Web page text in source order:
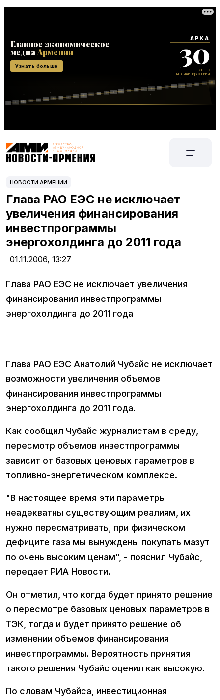
НОВОСТИ АРМЕНИИ
Глава РАО ЕЭС не исключает
увеличения финансирования
инвестпрограммы
энергохолдинга до 2011 года
01.11.2006, 13:27
Глава РАО ЕЭС не исключает увеличения
финансирования инвестпрограммы
энергохолдинга до 2011 года
Глава РАО ЕЭС Анатолий Чубайс не исключает
возможности увеличения объемов
финансирования инвестпрограммы
энергохолдинга до 2011 года.
Как сообщил Чубайс журналистам в среду,
пересмотр объемов инвестпрограммы
зависит от базовых ценовых параметров в
топливно-энергетическом комплексе.
"В настоящее время эти параметры
неадекватны существующим реалиям, их
нужно пересматривать, при физическом
дефиците газа мы вынуждены покупать мазут
по очень высоким ценам", - пояснил Чубайс,
передает РИА Новости.
Он отметил, что когда будет принято решение
о пересмотре базовых ценовых параметров в
ТЭК, тогда и будет принято решение об
изменении объемов финансирования
инвестпрограммы. Вероятность принятия
такого решения Чубайс оценил как высокую.
По словам Чубайса, инвестиционная